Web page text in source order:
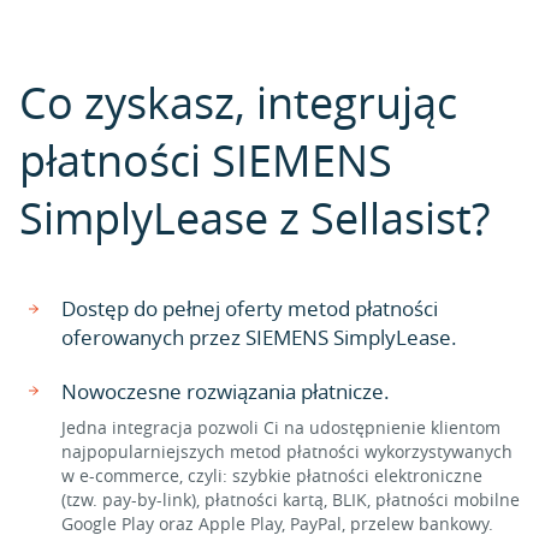
Co zyskasz, integrując
płatności SIEMENS
SimplyLease z Sellasist?
Dostęp do pełnej oferty metod płatności
oferowanych przez SIEMENS SimplyLease.
Nowoczesne rozwiązania płatnicze.
Jedna integracja pozwoli Ci na udostępnienie klientom
najpopularniejszych metod płatności wykorzystywanych
w e-commerce, czyli: szybkie płatności elektroniczne
(tzw. pay-by-link), płatności kartą, BLIK, płatności mobilne
Google Play oraz Apple Play, PayPal, przelew bankowy.